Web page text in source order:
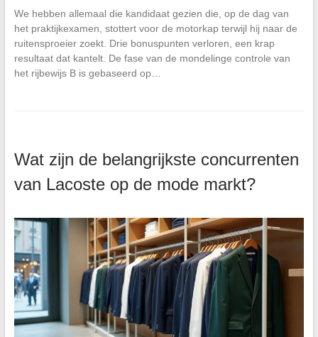
We hebben allemaal die kandidaat gezien die, op de dag van
het praktijkexamen, stottert voor de motorkap terwijl hij naar de
ruitensproeier zoekt. Drie bonuspunten verloren, een krap
resultaat dat kantelt. De fase van de mondelinge controle van
het rijbewijs B is gebaseerd op…
Wat zijn de belangrijkste concurrenten
van Lacoste op de mode markt?